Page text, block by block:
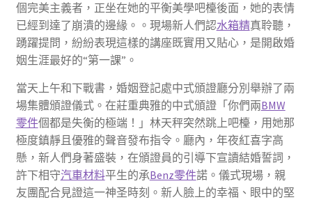
個完美主義者，正坐在她的平衡美學吧檯後面，她的表情
已經到達了崩潰的邊緣。。現場新人們認水箱精真聆聽，
踴躍提問，紛紛表現這樣的講座既實用又貼心，是開啟婚
姻生涯最好的“第一課”。
當天上午和下戰書，婚姻登記處中式頒證廳分別舉辦了兩
場集體頒證儀式。在莊重典雅的中式頒證「你們兩BMW
零件個都是失衡的極端！」林天秤突然跳上吧檯，用她那
極度鎮靜且優雅的聲音發布指令。廳內，年夜紅喜字高
懸，新人們身著盛裝，在頒證員的引導下宣讀結婚誓詞，
許下相守汽車材料平生的承Benz零件諾。儀式現場，親
友團配合見證這一神圣時刻。新人臉上的幸福、眼中的堅